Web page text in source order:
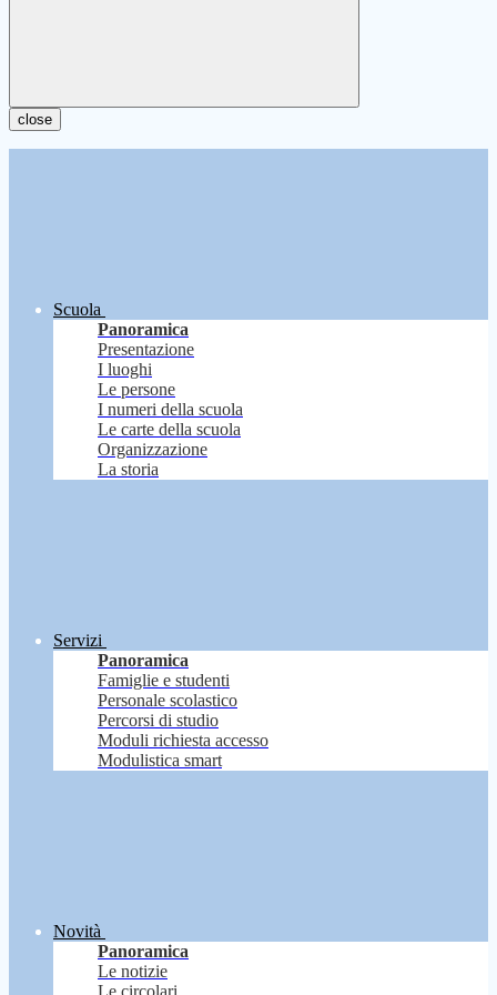
close
Scuola
Panoramica
Presentazione
I luoghi
Le persone
I numeri della scuola
Le carte della scuola
Organizzazione
La storia
Servizi
Panoramica
Famiglie e studenti
Personale scolastico
Percorsi di studio
Moduli richiesta accesso
Modulistica smart
Novità
Panoramica
Le notizie